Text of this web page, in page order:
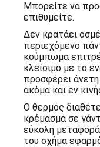
Μπορείτε να
επιθυμείτε.
Δεν κρατάει
περιεχόμενο
κούμπωμα
κλείσιμο με το
προσφέρει
ακόμα και εν
Ο θερμός
κρέμασμα σε
εύκολη
του σχήμα